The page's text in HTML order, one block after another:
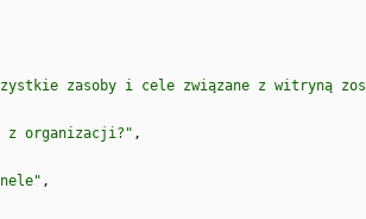
zasoby i cele związane z witryną
z organizacji?" ,
,